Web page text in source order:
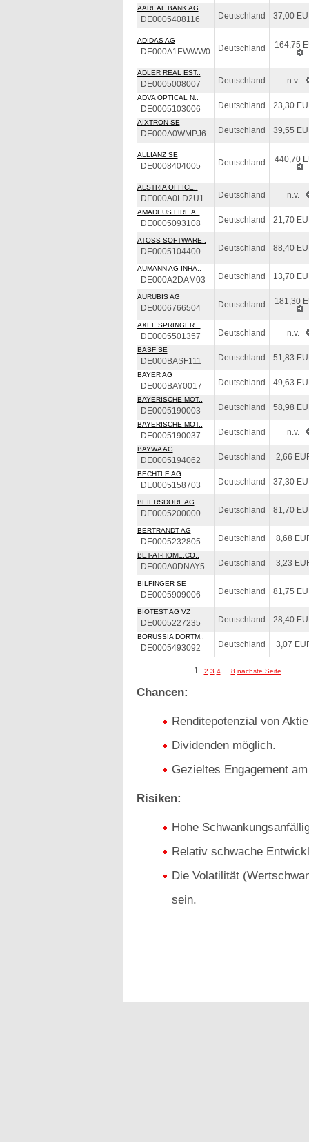
AAREAL BANK AG
DE0005408116 Deutschland 37,00
ADIDAS AG
DE000A1EWWW0 Deutschland 164,75
ADLER REAL EST..
DE0005008007 Deutschland n.v.
ADVA OPTICAL N..
DE0005103006 Deutschland 23,30
AIXTRON SE
DE000A0WMPJ6 Deutschland 39,55
ALLIANZ SE
DE0008404005 Deutschland 440,70
ALSTRIA OFFICE..
DE000A0LD2U1 Deutschland n.v.
AMADEUS FIRE A..
DE0005093108 Deutschland 21,70
ATOSS SOFTWARE..
DE0005104400 Deutschland 88,40
AUMANN AG INHA..
DE000A2DAM03 Deutschland 13,70
AURUBIS AG
DE0006766504 Deutschland 181,30
AXEL SPRINGER ..
DE0005501357 Deutschland n.v.
BASF SE
DE000BASF111 Deutschland 51,83
BAYER AG
DE000BAY0017 Deutschland 49,63
BAYERISCHE MOT..
DE0005190003 Deutschland 58,98
BAYERISCHE MOT..
DE0005190037 Deutschland n.v.
BAYWA AG
DE0005194062 Deutschland 2,66
BECHTLE AG
DE0005158703 Deutschland 37,30
BEIERSDORF AG
DE0005200000 Deutschland 81,70
BERTRANDT AG
DE0005232805 Deutschland 8,68
BET-AT-HOME.CO..
DE000A0DNAY5 Deutschland 3,23
BILFINGER SE
DE0005909006 Deutschland 81,75
BIOTEST AG VZ
DE0005227235 Deutschland 28,40
BORUSSIA DORTM..
DE0005493092 Deutschland 3,07
1 2 3 4... 8 nächste Seite
Chancen:
Renditepotenzial von
Dividenden möglich.
Gezieltes Engagement
Risiken:
Hohe
Relativ schwache
Die Volatilität
sein.